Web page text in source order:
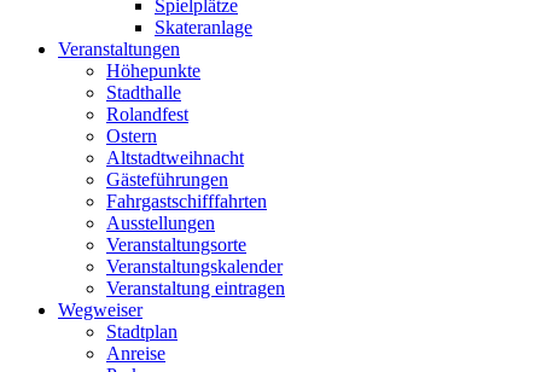
Spielplätze
Skateranlage
Veranstaltungen
Höhepunkte
Stadthalle
Rolandfest
Ostern
Altstadtweihnacht
Gästeführungen
Fahrgastschifffahrten
Ausstellungen
Veranstaltungsorte
Veranstaltungskalender
Veranstaltung eintragen
Wegweiser
Stadtplan
Anreise